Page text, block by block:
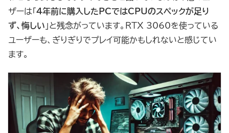
ザーは「4年前に購入したPCではCPUのスペックが足り
ず、悔しい 」と残念がっています。RTX 3060を使っている
ユーザーも、ぎりぎりでプレイ可能かもしれないと感じてい
ます。